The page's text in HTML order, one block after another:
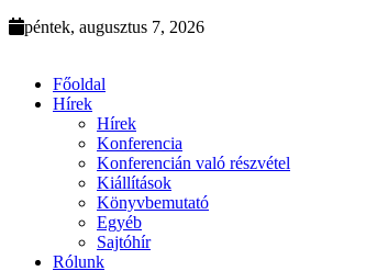
péntek, augusztus 7, 2026
Főoldal
Hírek
Hírek
Konferencia
Konferencián való részvétel
Kiállítások
Könyvbemutató
Egyéb
Sajtóhír
Rólunk